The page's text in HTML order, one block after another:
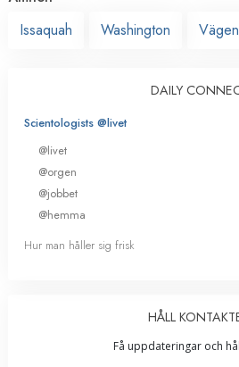
Issaquah
Washington
DAILY
Scientologists @livet
@livet
@orgen
@jobbet
@hemma
Hur man håller sig frisk
HÅLL
Få uppdateringar och